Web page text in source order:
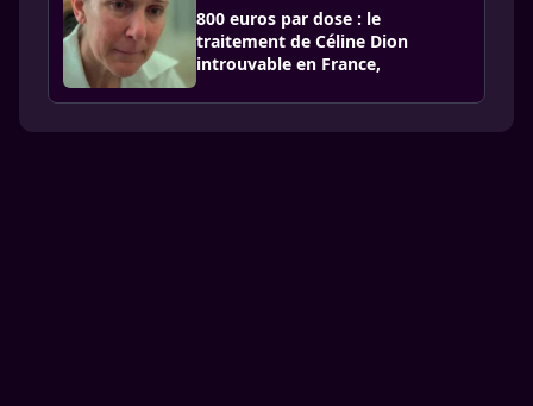
800 euros par dose : le
traitement de Céline Dion
introuvable en France,